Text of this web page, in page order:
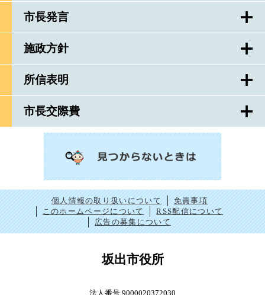
市長発言
施政方針
所信表明
市長交際費
個人情報の取り扱いについて
免責事項
このホームページについて
RSS配信について
広告の募集について
坂出市役所
法人番号 9000020372030